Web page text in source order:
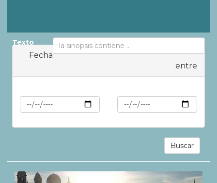
Texto
Fecha
entre
Buscar